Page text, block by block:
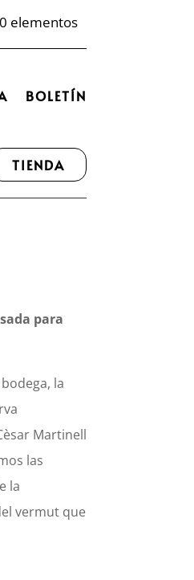
0 elementos
BOLETÍN
TIENDA
para
la
Martinell
las
la
vermut que